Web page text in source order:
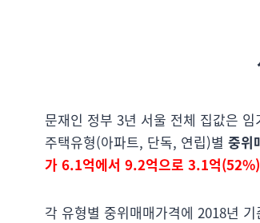
문재인 정부 3년 서울 전체 집값은
주택유형(아파트, 단독, 연립)별 중위
가 6.1억에서 9.2억으로 3.1억(52%)
각 유형별 중위매매가격에 2018년